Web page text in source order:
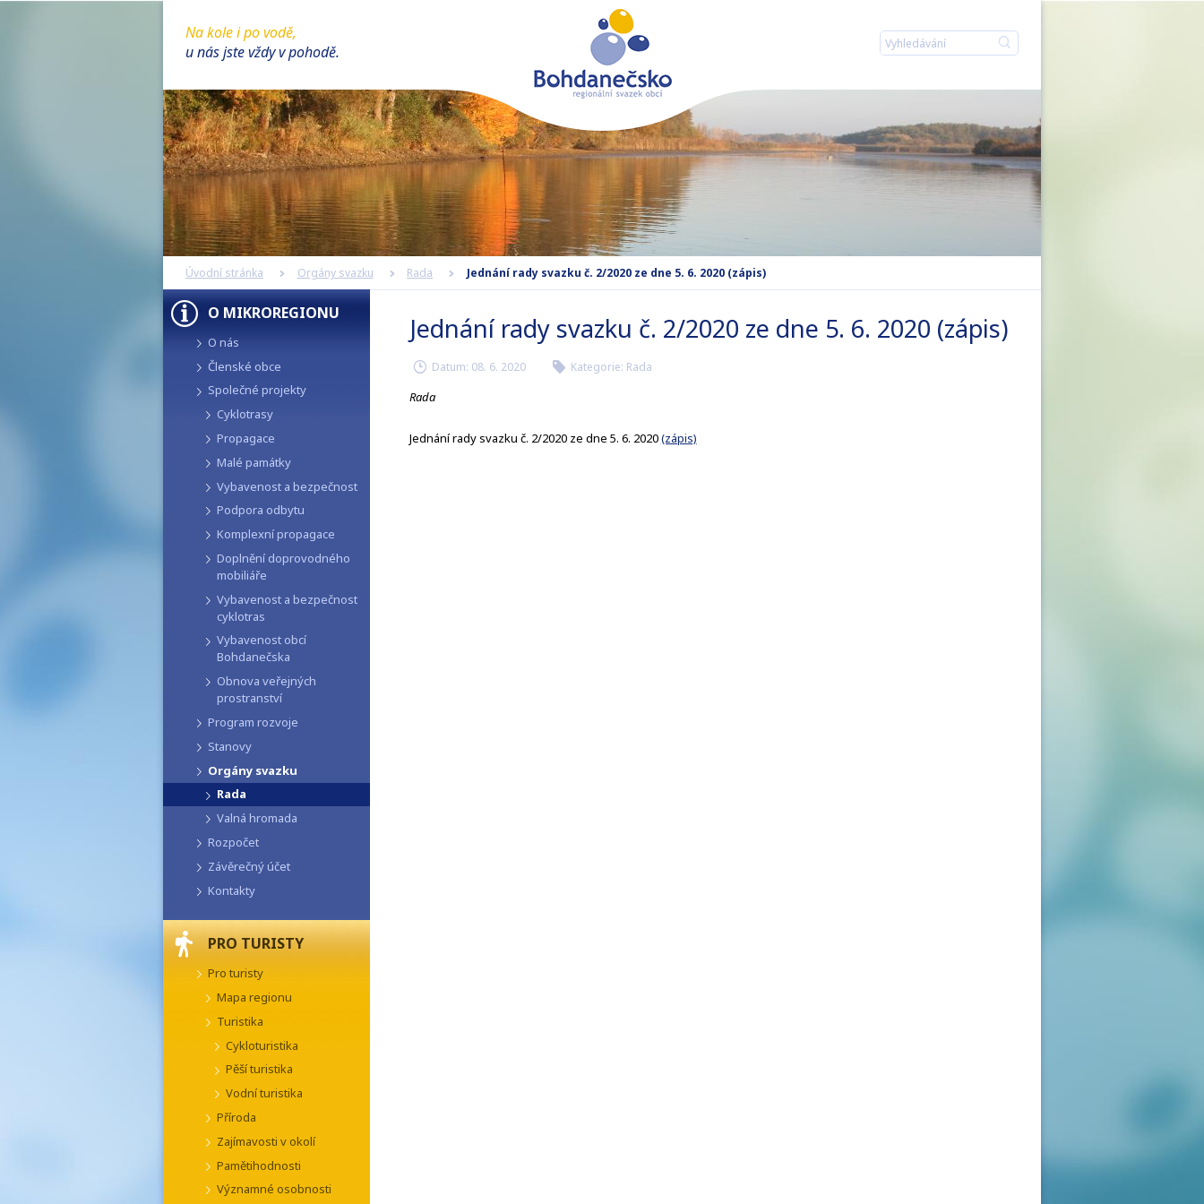
Na kole i po vodě,
u nás jste vždy v pohodě.
2
Úvodní stránka Orgány svazku Rada Jednání rady svazku č. 2/2020 ze dne 5. 6. 2020 (zápis)
O MIKROREGIONU
O nás
Členské obce
Společné projekty
Cyklotrasy
Propagace
Malé památky
Vybavenost a bezpečnost
Podpora odbytu
Komplexní propagace
Doplnění doprovodného
mobiliáře
Vybavenost a bezpečnost
cyklotras
Vybavenost obcí
Bohdanečska
Obnova veřejných
prostranství
Program rozvoje
Stanovy
Orgány svazku
Rada
Valná hromada
Rozpočet
Závěrečný účet
Kontakty
PRO TURISTY
Pro turisty
Mapa regionu
Turistika
Cykloturistika
Pěší turistika
Vodní turistika
Příroda
Zajímavosti v okolí
Pamětihodnosti
Významné osobnosti
Jednání rady svazku č. 2/2020 ze dne 5. 6. 2020 (zápis)
r Datum: 08. 6. 2020 t Kategorie: Rada
Rada
Jednání rady svazku č. 2/2020 ze dne 5. 6. 2020(zápis)